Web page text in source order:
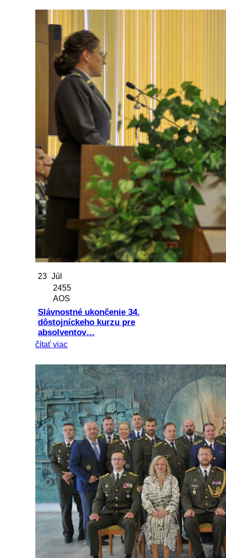
23 Júl
2455
AOS
Slávnostné ukončenie 34.
dôstojníckeho kurzu pre
absolventov…
čítať viac